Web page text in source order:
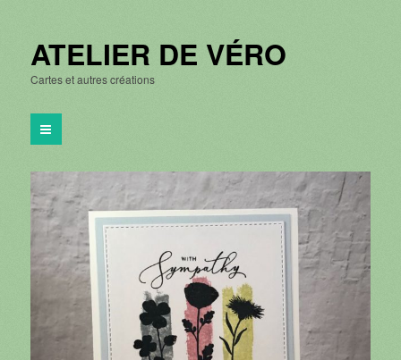
ATELIER DE VÉRO
Cartes et autres créations